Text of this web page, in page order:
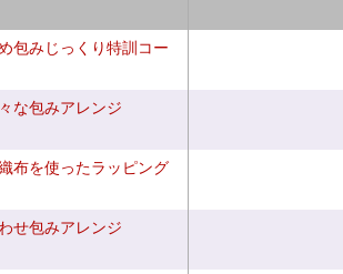
包みじっくり特訓コー
な包みアレンジ
布を使ったラッピング
せ包みアレンジ